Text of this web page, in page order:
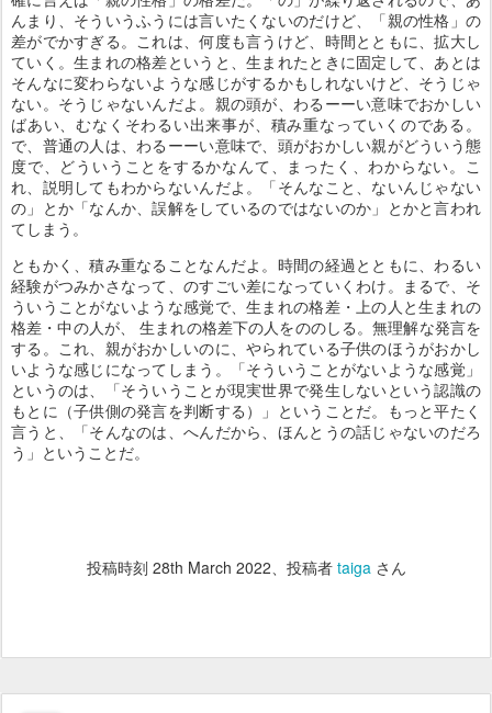
んまり、そういうふうには言いたくないのだけど、「親の性格」の
差がでかすぎる。これは、何度も言うけど、時間とともに、拡大し
ていく。生まれの格差というと、生まれたときに固定して、あとは
そんなに変わらないような感じがするかもしれないけど、そうじゃ
ない。そうじゃないんだよ。親の頭が、わるーーい意味でおかしい
ばあい、むなくそわるい出来事が、積み重なっていくのである。
で、普通の人は、わるーーい意味で、頭がおかしい親がどういう態
度で、どういうことをするかなんて、まったく、わからない。こ
れ、説明してもわからないんだよ。「そんなこと、ないんじゃない
の」とか「なんか、誤解をしているのではないのか」とかと言われ
てしまう。
ともかく、積み重なることなんだよ。時間の経過とともに、わるい
経験がつみかさなって、のすごい差になっていくわけ。まるで、そ
ういうことがないような感覚で、生まれの格差・上の人と生まれの
格差・中の人が、 生まれの格差下の人をののしる。無理解な発言を
する。これ、親がおかしいのに、やられている子供のほうがおかし
いような感じになってしまう。「そういうことがないような感覚」
というのは、「そういうことが現実世界で発生しないという認識の
もとに（子供側の発言を判断する）」ということだ。もっと平たく
言うと、「そんなのは、へんだから、ほんとうの話じゃないのだろ
う」ということだ。
投稿時刻 28th March 2022、投稿者 taigaさん